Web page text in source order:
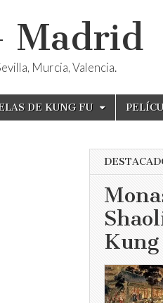
Madrid
Murcia, Valencia.
DE KUNG FU